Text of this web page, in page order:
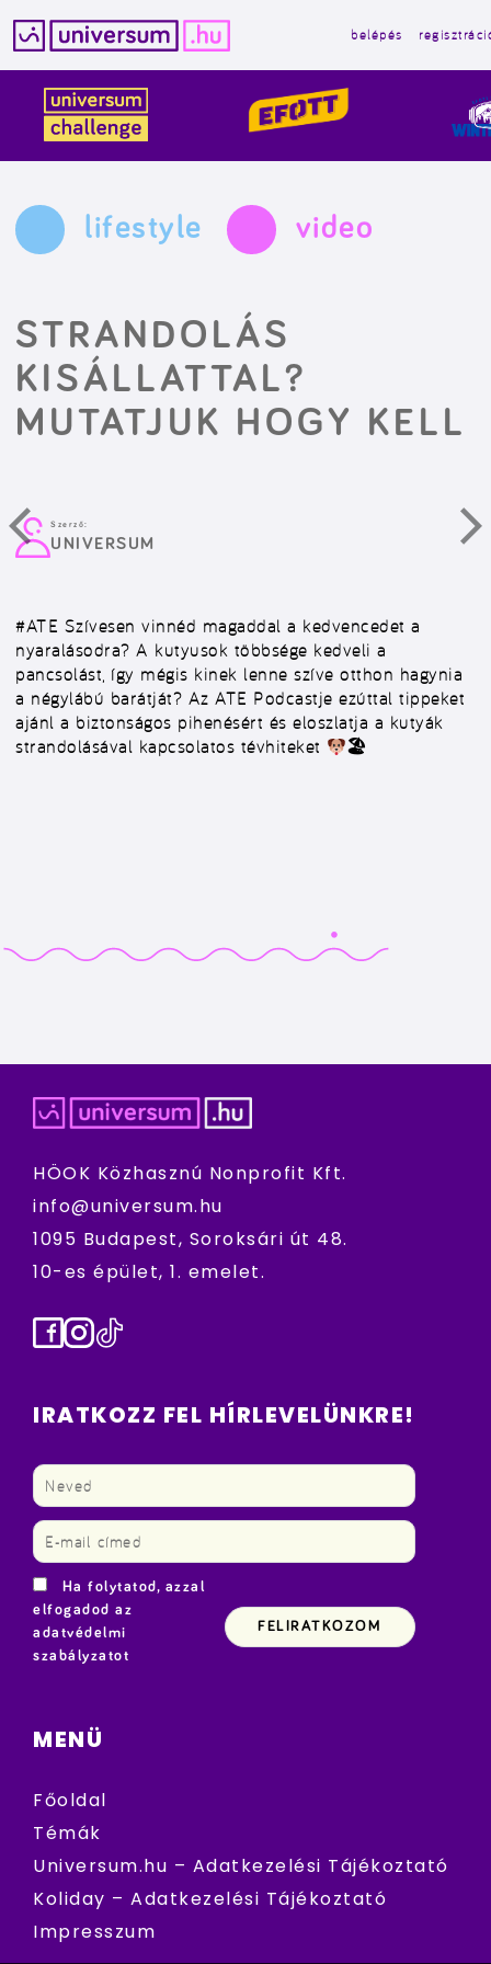
tartalomba
belépés
lifestyle video
STRANDOLÁS
KISÁLLATTAL?
MUTATJUK HOGY KELL
Szerző:
UNIVERSUM
#ATE Szívesen vinnéd magaddal a kedvencedet a
nyaralásodra? A kutyusok többsége kedveli a
pancsolást, így mégis kinek lenne szíve otthon hagynia
a négylábú barátját? Az ATE Podcastje ezúttal tippeket
ajánl a biztonságos pihenésért és eloszlatja a kutyák
strandolásával kapcsolatos tévhiteket
🏖
HÖOK Közhasznú Nonprofit Kft.
info@universum.hu
1095 Budapest, Soroksári út 48.
10-es épület, 1. emelet.
Facebook
Instagram
TikTok
IRATKOZZ FEL HÍRLEVELÜNKRE!
Ha folytatod, azzal
elfogadod az
adatvédelmi
szabályzatot
MENÜ
Főoldal
Témák
Universum.hu – Adatkezelési Tájékoztató
Koliday – Adatkezelési Tájékoztató
Impresszum